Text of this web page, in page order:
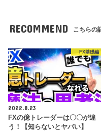
RECOMMEND こちらの
FX基礎編
2022.8.23
FXの億トレーダーは〇〇が違
う！【知らないとヤバい】